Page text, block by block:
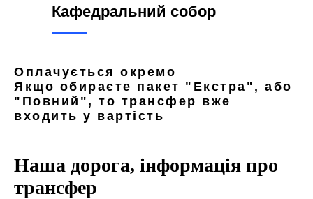
Кафедральний собор
Оплачується окремо
Якщо обираєте пакет "Екстра", або
"Повний", то трансфер вже
входить у вартість
Наша дорога, інформація про
трансфер